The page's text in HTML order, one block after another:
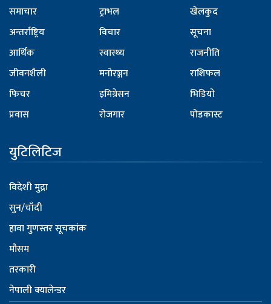
समाचार
अन्तर्राष्ट्रिय
आर्थिक
जीवनशैली
फिचर
प्रवास
ट्राभल
विचार
स्वास्थ्य
मनोरञ्जन
इमिग्रेसन
रोजगार
खेलकुद
सूचना
राजनीति
राशिफल
भिडियो
पोडकास्ट
युटिलिटिज
विदेशी मुद्रा
सुन/चाँदी
हावा गुणस्तर सूचकांक
मौसम
तरकारी
नेपाली क्यालेन्डर